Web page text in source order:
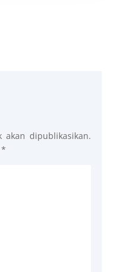
dipublikasikan.
*